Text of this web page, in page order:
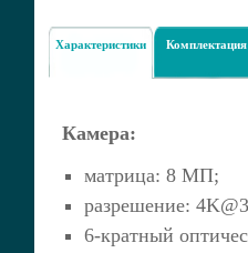
Характеристики Комплектация
Камера:
матрица: 8 МП;
разрешение:
6-кратный